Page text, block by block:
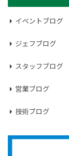
イベントブログ
ジェフブログ
スタッフブログ
営業ブログ
技術ブログ